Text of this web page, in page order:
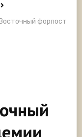
форпост